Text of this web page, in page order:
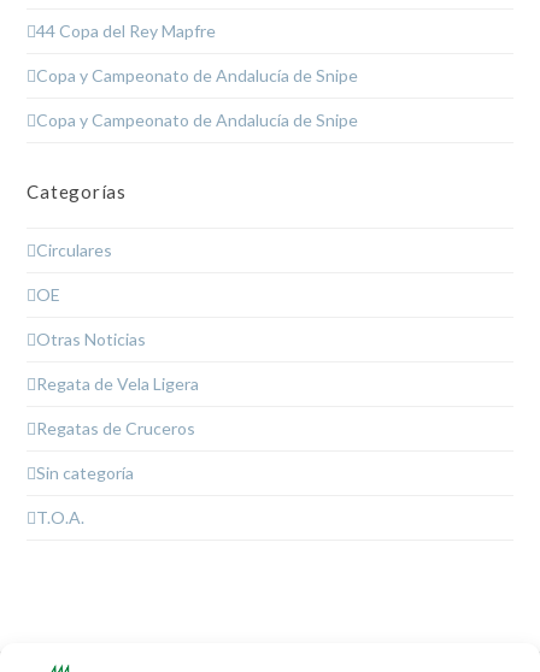
44 Copa del Rey Mapfre
Copa y Campeonato de Andalucía de Snipe
Copa y Campeonato de Andalucía de Snipe
Categorías
Circulares
OE
Otras Noticias
Regata de Vela Ligera
Regatas de Cruceros
Sin categoría
T.O.A.